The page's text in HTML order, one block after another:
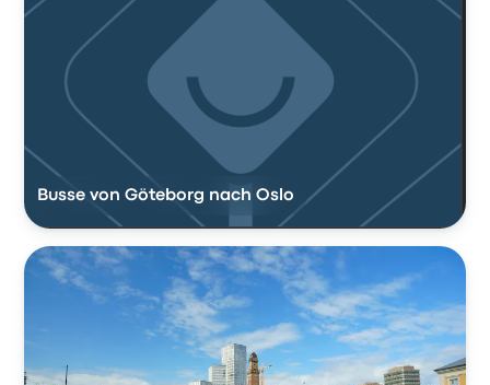
Busse von Göteborg nach Oslo